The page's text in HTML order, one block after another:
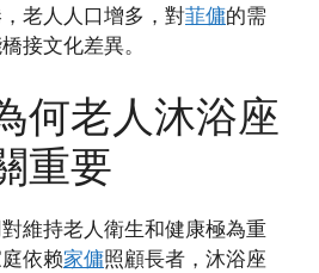
老人人口增多，對菲傭的需
接文化差異。
何老人沐浴座
重要
維持老人衛生和健康極為重
依赖家傭照顧長者，沐浴座